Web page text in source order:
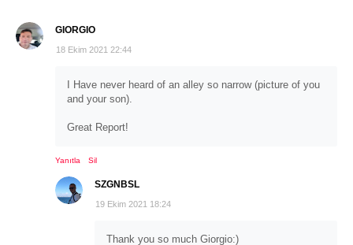
GIORGIO
18 Ekim 2021 22:44
I Have never heard of an alley so narrow (picture of you
and your son).
Great Report!
Yanıtla Sil
SZGNBSL
19 Ekim 2021 18:24
Thank you so much Giorgio:)